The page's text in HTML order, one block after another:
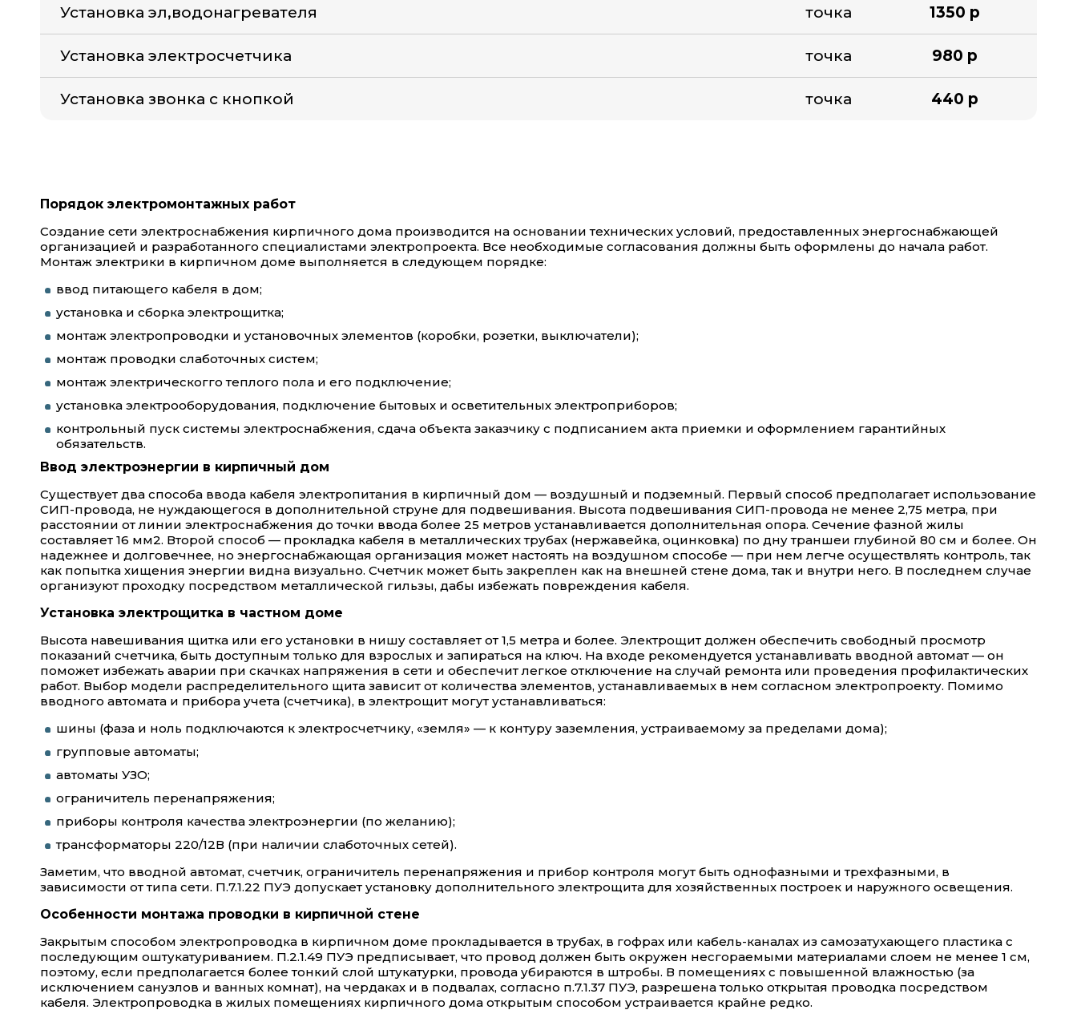
Установка эл,водонагревателя точка 1350 р
Установка электросчетчика точка 980 р
Установка звонка с кнопкой точка 440 р
Порядок электромонтажных работ
Создание сети электроснабжения кирпичного дома производится на основании технических условий, предоставленных энергоснабжающей
организацией и разработанного специалистами электропроекта. Все необходимые согласования должны быть оформлены до начала работ.
Монтаж электрики в кирпичном доме выполняется в следующем порядке:
ввод питающего кабеля в дом;
установка и сборка электрощитка;
монтаж электропроводки и установочных элементов (коробки, розетки, выключатели);
монтаж проводки слаботочных систем;
монтаж электрическогго теплого пола и его подключение;
установка электрооборудования, подключение бытовых и осветительных электроприборов;
контрольный пуск системы электроснабжения, сдача объекта заказчику с подписанием акта приемки и оформлением гарантийных
обязательств.
Ввод электроэнергии в кирпичный дом
Существует два способа ввода кабеля электропитания в кирпичный дом — воздушный и подземный. Первый способ предполагает использование
СИП-провода, не нуждающегося в дополнительной струне для подвешивания. Высота подвешивания СИП-провода не менее 2,75 метра, при
расстоянии от линии электроснабжения до точки ввода более 25 метров устанавливается дополнительная опора. Сечение фазной жилы
составляет 16 мм2. Второй способ — прокладка кабеля в металлических трубах (нержавейка, оцинковка) по дну траншеи глубиной 80 см и более. Он
надежнее и долговечнее, но энергоснабжающая организация может настоять на воздушном способе — при нем легче осуществлять контроль, так
как попытка хищения энергии видна визуально. Счетчик может быть закреплен как на внешней стене дома, так и внутри него. В последнем случае
организуют проходку посредством металлической гильзы, дабы избежать повреждения кабеля.
Установка электрощитка в частном доме
Высота навешивания щитка или его установки в нишу составляет от 1,5 метра и более. Электрощит должен обеспечить свободный просмотр
показаний счетчика, быть доступным только для взрослых и запираться на ключ. На входе рекомендуется устанавливать вводной автомат — он
поможет избежать аварии при скачках напряжения в сети и обеспечит легкое отключение на случай ремонта или проведения профилактических
работ. Выбор модели распределительного щита зависит от количества элементов, устанавливаемых в нем согласном электропроекту. Помимо
вводного автомата и прибора учета (счетчика), в электрощит могут устанавливаться:
шины (фаза и ноль подключаются к электросчетчику, «земля» — к контуру заземления, устраиваемому за пределами дома);
групповые автоматы;
автоматы УЗО;
ограничитель перенапряжения;
приборы контроля качества электроэнергии (по желанию);
трансформаторы 220/12В (при наличии слаботочных сетей).
Заметим, что вводной автомат, счетчик, ограничитель перенапряжения и прибор контроля могут быть однофазными и трехфазными, в
зависимости от типа сети. П.7.1.22 ПУЭ допускает установку дополнительного электрощита для хозяйственных построек и наружного освещения.
Особенности монтажа проводки в кирпичной стене
Закрытым способом электропроводка в кирпичном доме прокладывается в трубах, в гофрах или кабель-каналах из самозатухающего пластика с
последующим оштукатуриванием. П.2.1.49 ПУЭ предписывает, что провод должен быть окружен несгораемыми материалами слоем не менее 1 см,
поэтому, если предполагается более тонкий слой штукатурки, провода убираются в штробы. В помещениях с повышенной влажностью (за
исключением санузлов и ванных комнат), на чердаках и в подвалах, согласно п.7.1.37 ПУЭ, разрешена только открытая проводка посредством
кабеля. Электропроводка в жилых помещениях кирпичного дома открытым способом устраивается крайне редко.